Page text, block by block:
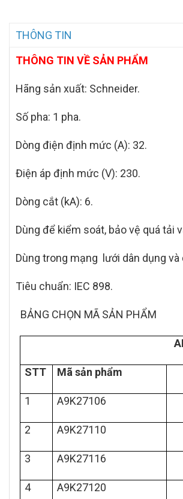
THÔNG TIN
THÔNG TIN VỀ SẢN PHẨM
Hãng sản xuất: Schneider.
Số pha: 1 pha.
Dòng điện định mức (A): 32.
Điện áp định mức (V): 230.
Dòng cắt (kA): 6.
Dùng để kiểm soát, bảo vệ quá tải
Dùng trong mạng lưới dân dụng và
Tiêu chuẩn: IEC 898.
BẢNG CHỌN MÃ SẢN PHẨM
STT Mã sản phẩm
1 A9K27106
2 A9K27110
3 A9K27116
4 A9K27120